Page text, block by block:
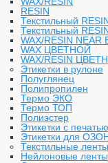
RESIN
Текстильный
Текстильный
WAX/RESIN NEAR
WAX ЦВЕТНОЙ
WAX/RESIN
Этикетки в рулоне
Полуглянец
Полипропилен
Термо ЭКО
Термо ТОП
Полиэстер
Этикетки с печатью
Этикетки для
Текстильные ленты
Нейлоновые ленты